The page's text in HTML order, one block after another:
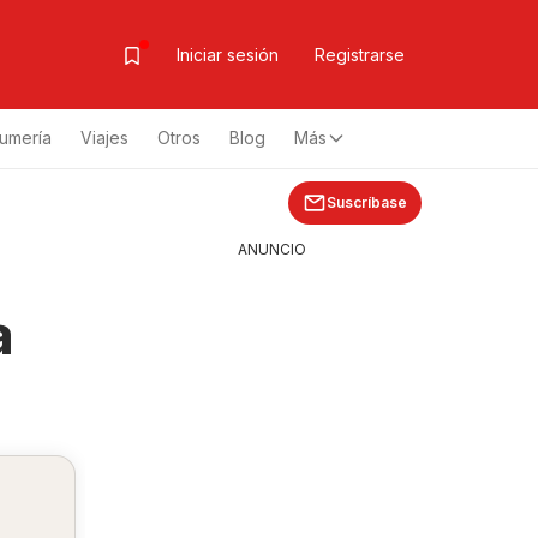
Iniciar sesión Registrarse
Viajes Otros Blog Más
Suscríbase
ANUNCIO